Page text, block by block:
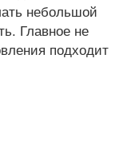
небольшой
Главное не
подходит